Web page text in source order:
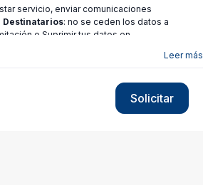
servicio, enviar comunicaciones
Destinatarios: no se ceden los datos a
o Suprimir tus datos en
Leer más
Solicitar